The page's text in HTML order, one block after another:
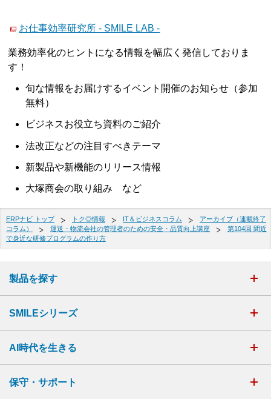
お仕事効率研究所 - SMILE LAB -
業務効率化のヒントになる情報を幅広く発信しておりま
す！
旬な情報をお届けするイベント開催のお知らせ（参加
無料）
ビジネスお役立ち資料のご紹介
法改正などの注目すべきテーマ
新製品や新機能のリリース情報
大塚商会の取り組み など
ERPナビ トップ トク◎情報 IT＆ビジネスコラム
アーカイブ（連載終了
コラム）
運送・物流会社の管理者のための安全・品質向上講座
第104回 間近
で身近な研修プログラムの作り方
製品を探す
SMILEシリーズ
AI時代を生きる
保守・サポート